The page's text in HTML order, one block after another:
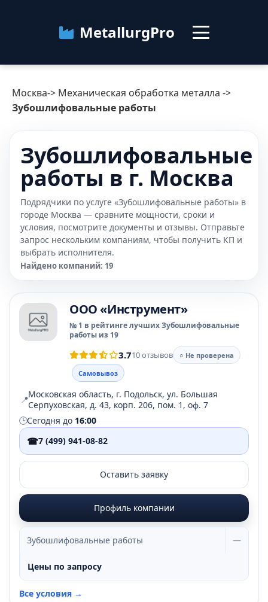
MetallurgPro
Москва
Категории
О сервисе Контакты
Москва-> Механическая обработка металла ->
Зубошлифовальные работы
Зубошлифовальные
работы в г. Москва
Подрядчики по услуге «Зубошлифовальные работы» в
городе Москва — сравните мощности, сроки и
условия, посмотрите документы и отзывы. Отправьте
запрос нескольким компаниям, чтобы получить КП и
выбрать исполнителя.
Найдено компаний: 19
OOO «Инструмент»
№ 1 в рейтинге лучших Зубошлифовальные
работы из 19
3.710 отзывов
○ Не проверена
Самовывоз
📍Московская область, г. Подольск, ул. Большая
Серпуховская, д. 43, корп. 206, пом. 1, оф. 7
🕒Сегодня до 16:00
☎7 (499) 941-08-82
Оставить заявку
Профиль компании
Зубошлифовальные работы —
Цены по запросу
Все условия →